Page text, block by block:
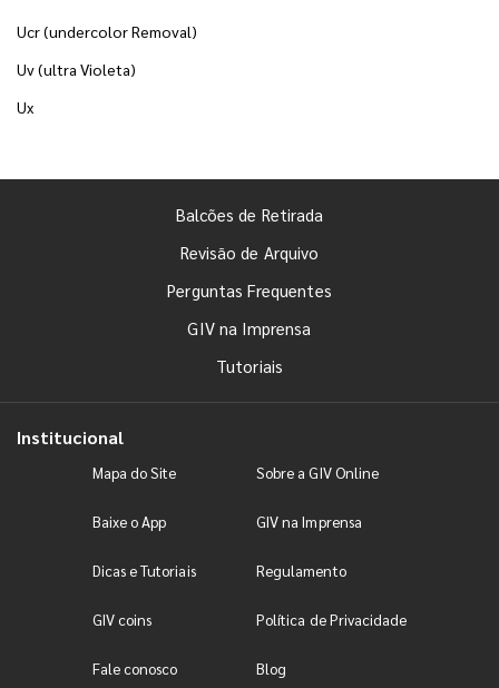
Ucr (undercolor Removal)
Uv (ultra Violeta)
Ux
Balcões de Retirada
Revisão de Arquivo
Perguntas Frequentes
GIV na Imprensa
Tutoriais
Institucional
Mapa do Site Sobre a GIV Online
Baixe o App GIV na Imprensa
Dicas e Tutoriais Regulamento
GIV coins Política de Privacidade
Fale conosco Blog